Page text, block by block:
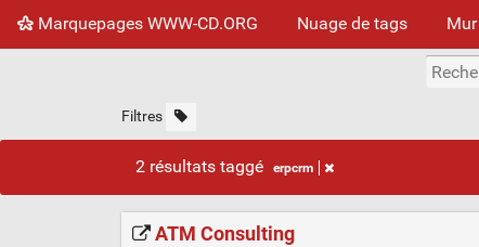
Marquepages WWW-CD.ORG Nuage de tags
Filtres
2 résultats taggé erpcrm
ATM Consulting